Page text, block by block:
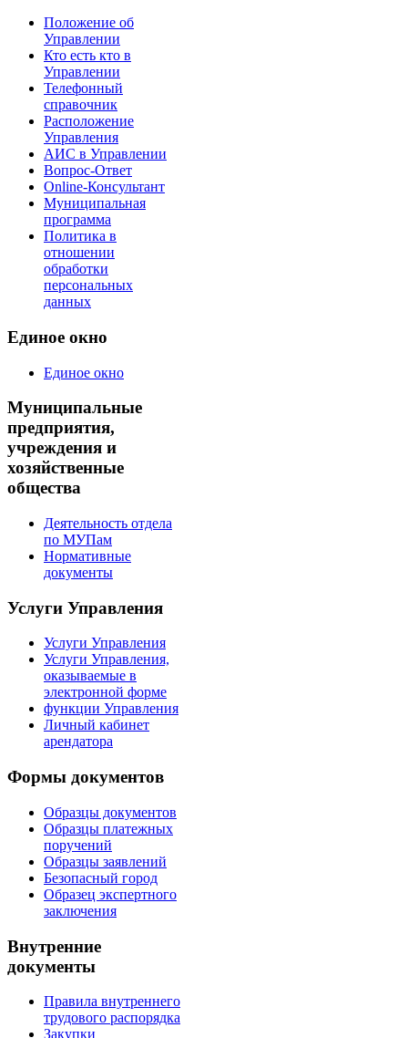
Положение об
Управлении
Кто есть кто в
Управлении
Телефонный
справочник
Расположение
Управления
АИС в Управлении
Вопрос-Ответ
Online-Консультант
Муниципальная
программа
Политика в
отношении
обработки
персональных
данных
Единое окно
Единое окно
Муниципальные
предприятия,
учреждения и
хозяйственные
общества
Деятельность отдела
по МУПам
Нормативные
документы
Услуги Управления
Услуги Управления
Услуги Управления,
оказываемые в
электронной форме
функции Управления
Личный кабинет
арендатора
Формы документов
Образцы документов
Образцы платежных
поручений
Образцы заявлений
Безопасный город
Образец экспертного
заключения
Внутренние
документы
Правила внутреннего
трудового распорядка
Закупки